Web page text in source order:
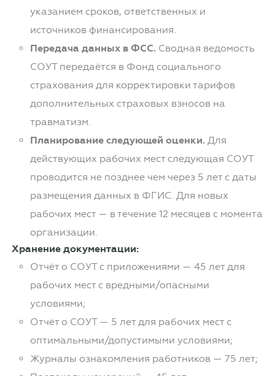
указанием сроков, ответственных и
источников финансирования.
Передача данных в ФСС.Сводная ведомость
СОУТ передаётся в Фонд социального
страхования для корректировки тарифов
дополнительных страховых взносов на
травматизм.
Планирование следующей оценки.Для
действующих рабочих мест следующая СОУТ
проводится не позднее чем через 5 лет с даты
размещения данных в ФГИС. Для новых
рабочих мест — в течение 12 месяцев с момента
организации.
Хранение документации:
Отчёт о СОУТ с приложениями — 45 лет для
рабочих мест с вредными/опасными
условиями;
Отчёт о СОУТ — 5 лет для рабочих мест с
оптимальными/допустимыми условиями;
Журналы ознакомления работников — 75 лет;